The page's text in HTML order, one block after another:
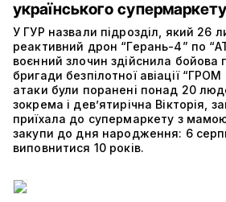
українського супермаркету
У ГУР назвали підрозділ, який 26
реактивний дрон “Герань-4” по
воєнний злочин здійснила бойова
бригади безпілотної авіації “ГРОМ
атаки були поранені понад 20
зокрема і дев’ятирічна Вікторія,
приїхала до супермаркету з
закупи до дня народження: 6
виповнитися 10 років.